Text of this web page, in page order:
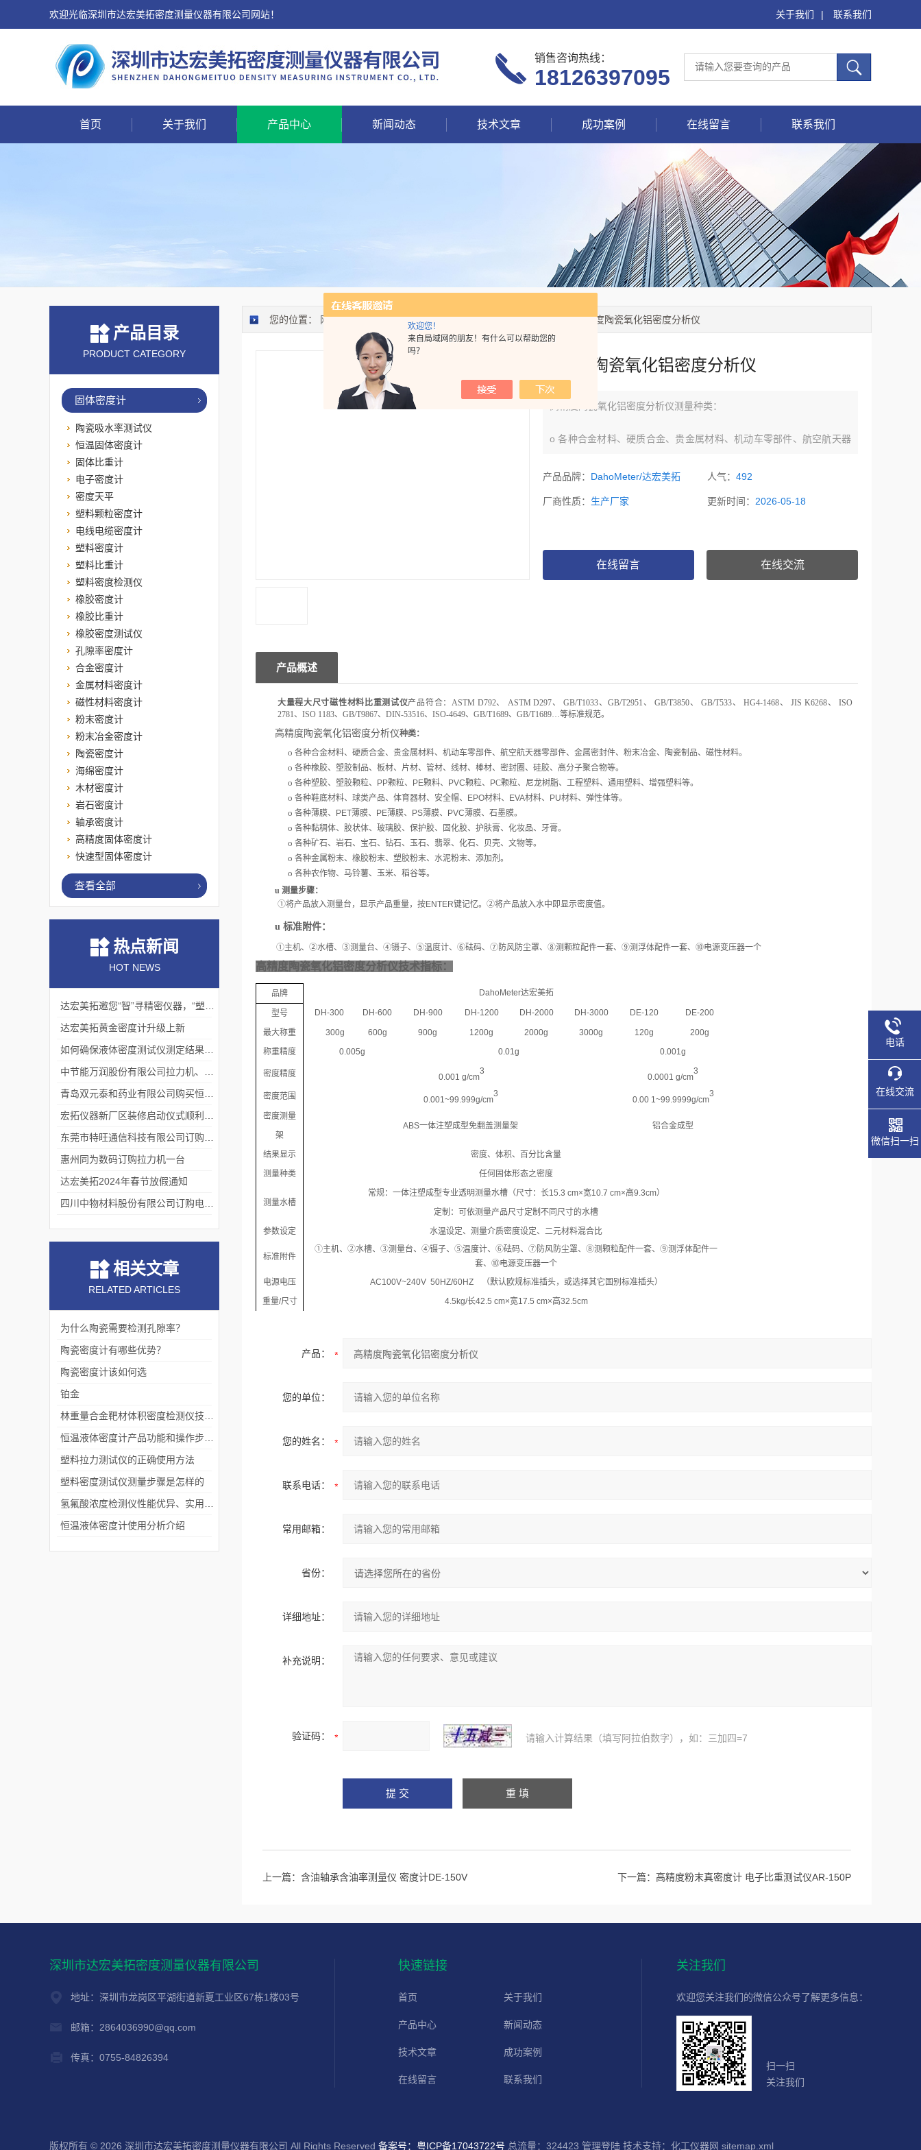
欢迎您！
来自局域网的朋友！有什么可以帮助您的
吗？
欢迎光临深圳市达宏美拓密度测量仪器有限公司网站！ 关于我们 | 联系我们
销售咨询热线：
18126397095
首页 关于我们 产品中心 新闻动态 技术文章 成功案例 在线留言 联系我们
您的位置： 网站首页>产品中心>固体密度计>陶瓷密度计> DH-2000高精度陶瓷氧化铝密度分析仪
高精度陶瓷氧化铝密度分析仪
高精度陶瓷氧化铝密度分析仪测量种类：
o 各种合金材料、硬质合金、贵金属材料、机动车零部件、航空航天器
胶、高分子聚合物等。
产品品牌： DahoMeter/达宏美拓 人气： 492
厂商性质： 生产厂家 更新时间： 2026-05-18
在线留言 在线交流
产品概述
大量程大尺寸磁性材料比重测试仪产品符合：ASTM D792、 ASTM D297、 GB/T1033、GB/T2951、 GB/T3850、 GB/T533、 HG4-1468、 JIS K6268、 ISO
2781、ISO 1183、GB/T9867、DIN-53516、ISO-4649、GB/T1689、 GB/T1689…等标准规范。
高精度陶瓷氧化铝密度分析仪种类：
o 各种合金材料、硬质合金、贵金属材料、机动车零部件、航空航天器零部件、金属密封件、粉末冶金、陶瓷制品、磁性材料。
o 各种橡胶、塑胶制品、 板材、 片材、管材、线材、 棒材、密封圈、硅胶、高分子聚合物等。
o 各种塑胶、塑胶颗粒、 PP颗粒、 PE颗料、 PVC颗粒、 PC颗粒、 尼龙树脂、工程塑料、通用塑料、增强塑料等。
o 各种鞋底材料、球类产品、体育器材、安全帽、 EPO材料、 EVA材料、 PU材料、弹性体等。
o 各种薄膜、 PET薄膜、 PE薄膜、 PS薄膜、 PVC薄膜、 石墨膜。
o 各种黏稠体、胶状体、 玻璃胶、保护胶、固化胶、护肤膏、 化妆品、牙膏。
o 各种矿石、岩石、 宝石、钻石、玉石、翡翠、化石、贝壳、文物等。
o 各种金属粉末、橡胶粉末、塑胶粉末、水泥粉末、添加剂 。
o 各种农作物、马铃薯、玉米、稻谷等。
u 测量步骤：
①将产品放入测量台， 显示产品重量，按ENTER键记忆。 ②将产品放入水中即显示密度值。
u 标准附件：
①主机、②水槽、③测量台、④镊子、⑤温度计、⑥砝码、⑦防风防尘罩、⑧测颗粒配件一套、⑨测浮体配件一套、⑩电源变压器一个
高精度陶瓷氧化铝密度分析仪技术指标：
品牌 DahoMeter达宏美拓
型号 DH-300 DH-600 DH-900 DH-1200 DH-2000 DH-3000 DE-120 DE-200
最大称重 300g 600g 900g 1200g 2000g 3000g 120g
200g
称重精度
0.005g 0.01g 0.001g
密度精度 0.001 g/cm
3
0.0001 g/cm
3
密度范围 0.001~99.999g/cm
3
0.00 1~99.9999g/cm
3
密度测量
架
ABS一体注塑成型免翻盖测量架 铝合金成型
结果显示
密度、体积、百分比含量
测量种类
任何固体形态之密度
测量水槽
常规：一体注塑成型专业透明测量水槽（尺寸：长15.3 cm×宽10.7 cm×高9.3cm）
定制：可依测量产品尺寸定制不同尺寸的水槽
参数设定 水温设定、测量介质密度设定、二元材料混合比
标准附件
①主机、 ②水槽、 ③测量台、 ④镊子、 ⑤温度计、 ⑥砝码、 ⑦防风防尘罩、 ⑧测颗粒配件一套、 ⑨测浮体配件一
套、 ⑩电源变压器一个
电源电压
AC100V~240V 50HZ/60HZ
（默认欧规标准插头，或选择其它国别标准插头）
重量/尺寸 4.5kg/长42.5 cm×宽17.5 cm×高32.5cm
产品：
您的单位：
您的姓名：
联系电话：
常用邮箱：
省份：
详细地址：
补充说明：
验证码： 请输入计算结果（填写阿拉伯数字），如：三加四=7
上一篇： 含油轴承含油率测量仪 密度计DE-150V 下一篇： 高精度粉末真密度计 电子比重测试仪AR-150P
产品目录
PRODUCT CATEGORY
固体密度计
陶瓷吸水率测试仪
恒温固体密度计
固体比重计
电子密度计
密度天平
塑料颗粒密度计
电线电缆密度计
塑料密度计
塑料比重计
塑料密度检测仪
橡胶密度计
橡胶比重计
橡胶密度测试仪
孔隙率密度计
合金密度计
金属材料密度计
磁性材料密度计
粉末密度计
粉末冶金密度计
陶瓷密度计
海绵密度计
木材密度计
岩石密度计
轴承密度计
高精度固体密度计
快速型固体密度计
查看全部
热点新闻
HOT NEWS
达宏美拓黄金密度计升级上新
惠州同为数码订购拉力机一台
达宏美拓2024年春节放假通知
相关文章
RELATED ARTICLES
为什么陶瓷需要检测孔隙率？
陶瓷密度计有哪些优势？
陶瓷密度计该如何选
铂金
塑料拉力测试仪的正确使用方法
塑料密度测试仪测量步骤是怎样的
恒温液体密度计使用分析介绍
深圳市达宏美拓密度测量仪器有限公司
地址：深圳市龙岗区平湖街道新夏工业区67栋1楼03号
邮箱：2864036990@qq.com
传真：0755-84826394
快速链接
首页 关于我们
产品中心 新闻动态
技术文章 成功案例
在线留言 联系我们
关注我们
欢迎您关注我们的微信公众号了解更多信息：
扫一扫
关注我们
版权所有 © 2026 深圳市达宏美拓密度测量仪器有限公司 All Rights Reserved 备案号：粤ICP备17043722号 总流量：324423 管理登陆 技术支持： 化工仪器网 sitemap.xml
电话
在线交流
微信扫一扫